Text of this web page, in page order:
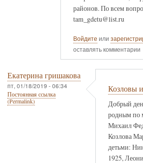
районов. По всем
tam_gdetu@list.ru
Войдите или
оставлять комментарии
Екатерина гришакова
пт, 01/18/2019 - 06:34
Постоянная ссылка
(Permalink)
Козловы
Добрый
родным по
Михаил
Козлова
детьми:
1925,